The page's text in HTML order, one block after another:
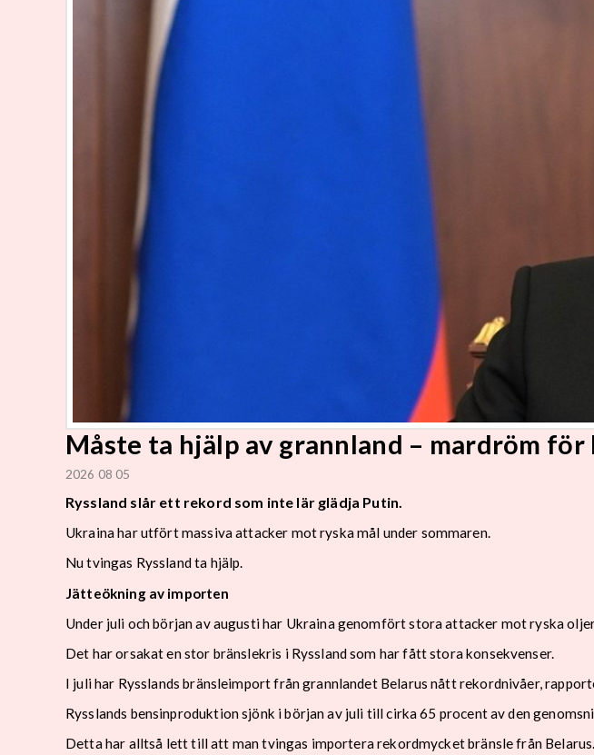
Måste ta hjälp av grannland – mardröm för
2026 08 05
Ryssland slår ett rekord som inte lär glädja Putin.
Ukraina har utfört massiva attacker mot ryska mål under sommaren.
Nu tvingas Ryssland ta hjälp.
Jätteökning av importen
Under juli och början av augusti har Ukraina genomfört stora attacker mot ryska
Det har orsakat en stor bränslekris i Ryssland som har fått stora konsekvenser.
I juli har Rysslands bränsleimport från grannlandet Belarus nått rekordnivåer,
Rysslands bensinproduktion sjönk i början av juli till cirka 65 procent av den
Detta har alltså lett till att man tvingas importera rekordmycket bränsle från Belarus.